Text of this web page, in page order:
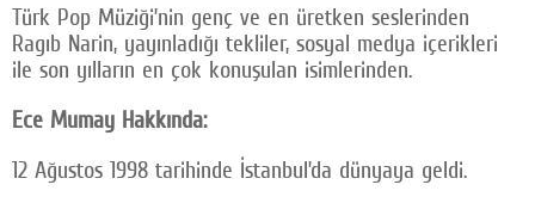
Türk Pop Müziği’nin genç ve en üretken seslerinden
Ragıb Narin, yayınladığı tekliler, sosyal medya içerikleri
ile son yılların en çok konuşulan isimlerinden.
Ece Mumay Hakkında:
12 Ağustos 1998 tarihinde İstanbul’da dünyaya geldi.